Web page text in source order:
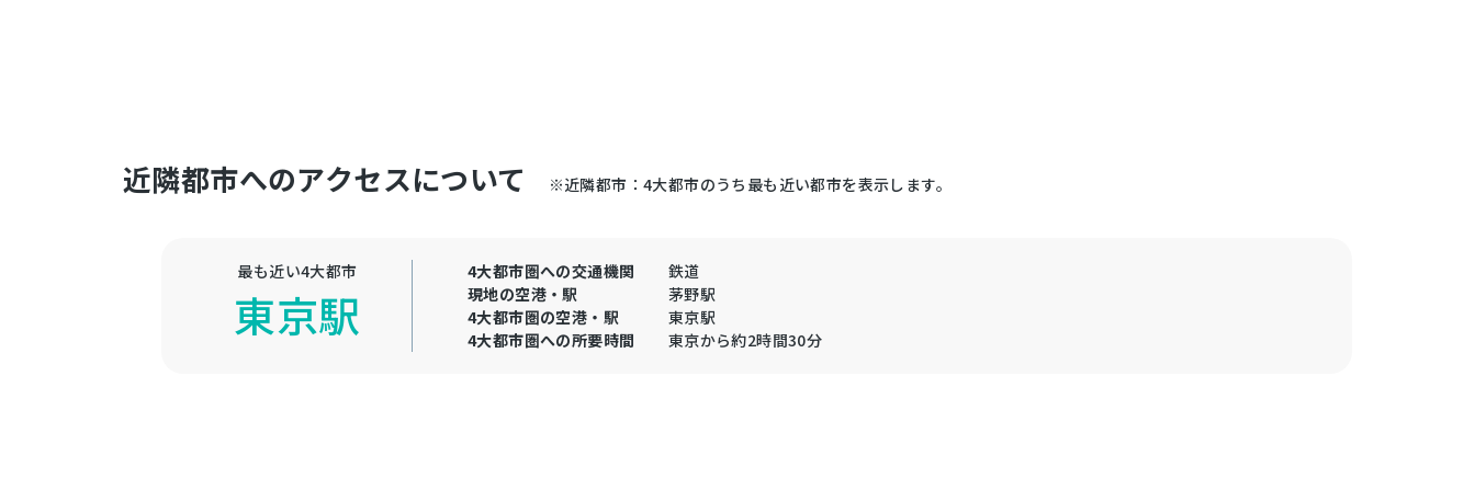
近隣都市へのアクセスについて ※近隣都市：4大都市のうち最も近い都市を表示します。
最も近い4大都市
東京駅
4大都市圏への交通機関
鉄道
現地の空港・駅
茅野駅
4大都市圏の空港・駅
東京駅
4大都市圏への所要時間
東京から約2時間30分